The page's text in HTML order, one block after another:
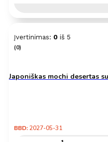
makaronai
pho
3mm
Farmer
Įvertinimas: 0 iš 5
(0)
Japoniškas mochi desertas
BBD:2027-05-31